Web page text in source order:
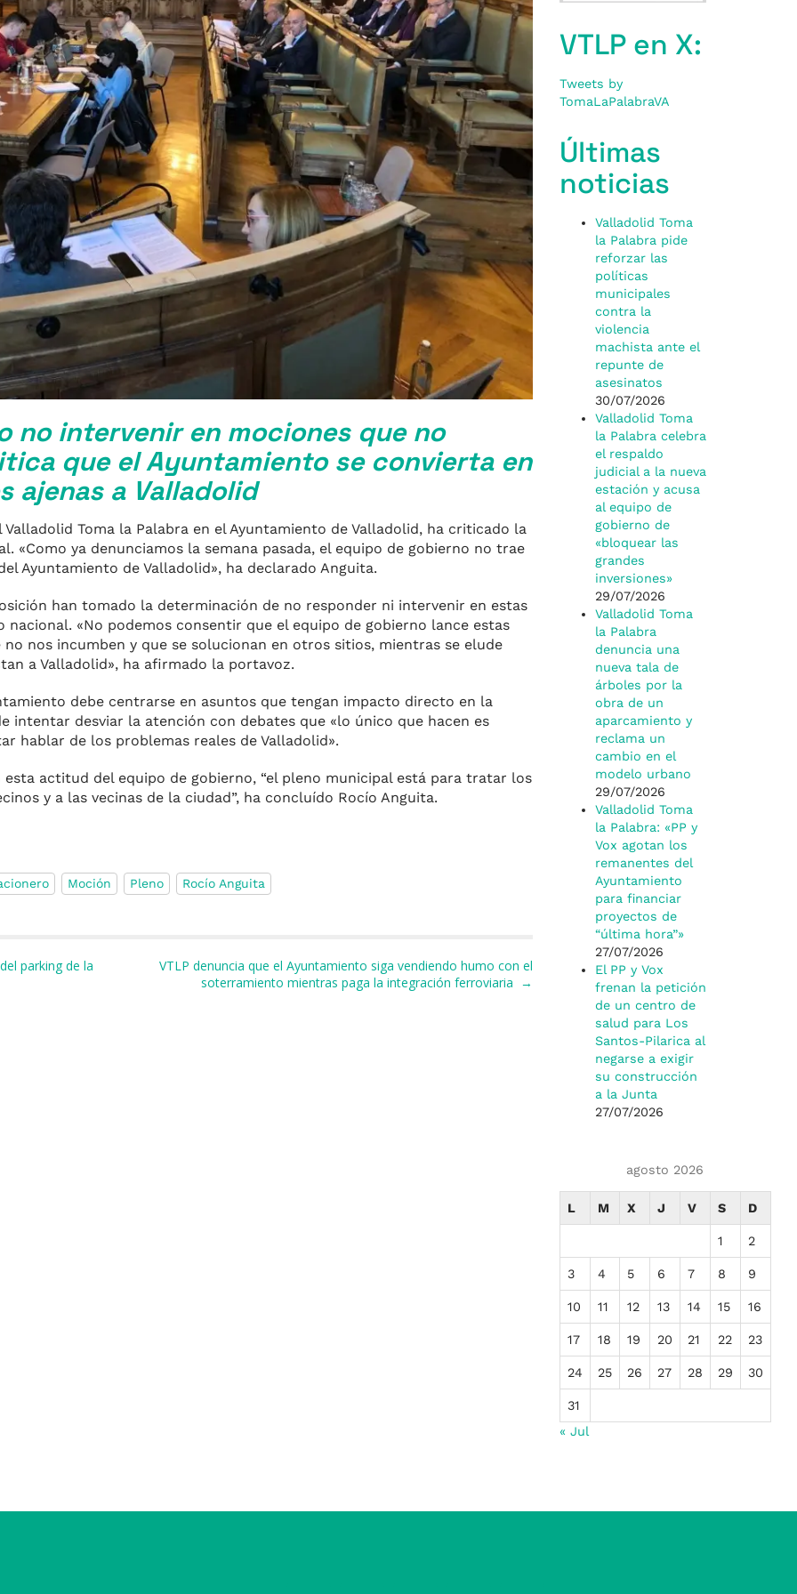
no intervenir en mociones que no
que el Ayuntamiento se convierta en
ajenas a Valladolid
Toma la Palabra en el Ayuntamiento de Valladolid, ha criticado la
«Como ya denunciamos la semana pasada, el equipo de gobierno no trae
Ayuntamiento de Valladolid», ha declarado Anguita.
han tomado la determinación de no responder ni intervenir en estas
«No podemos consentir que el equipo de gobierno lance estas
nos incumben y que se solucionan en otros sitios, mientras se elude
a Valladolid», ha afirmado la portavoz.
debe centrarse en asuntos que tengan impacto directo en la
intentar desviar la atención con debates que «lo único que hacen es
hablar de los problemas reales de Valladolid».
esta actitud del equipo de gobierno, “el pleno municipal está para tratar los
y a las vecinas de la ciudad”, ha concluído Rocío Anguita.
Moción Pleno Rocío Anguita
parking de la
VTLP denuncia que el Ayuntamiento siga vendiendo humo con el
soterramiento mientras paga la integración ferroviaria →
VTLP en X:
Tweets by
TomaLaPalabraVA
Últimas
noticias
Valladolid Toma
la Palabra pide
reforzar las
políticas
municipales
contra la
violencia
machista ante el
repunte de
asesinatos
30/07/2026
Valladolid Toma
la Palabra celebra
el respaldo
judicial a la nueva
estación y acusa
al equipo de
gobierno de
«bloquear las
grandes
inversiones»
29/07/2026
Valladolid Toma
la Palabra
denuncia una
nueva tala de
árboles por la
obra de un
aparcamiento y
reclama un
cambio en el
modelo urbano
29/07/2026
Valladolid Toma
la Palabra: «PP y
Vox agotan los
remanentes del
Ayuntamiento
para financiar
proyectos de
“última hora”»
27/07/2026
El PP y Vox
frenan la petición
de un centro de
salud para Los
Santos-Pilarica al
negarse a exigir
su construcción
a la Junta
27/07/2026
agosto 2026
L M X J V S D
1 2
3 4 5 6 7 8 9
10 11 12 13 14 15 16
17 18 19 20 21 22 23
24 25 26 27 28 29 30
31
« Jul